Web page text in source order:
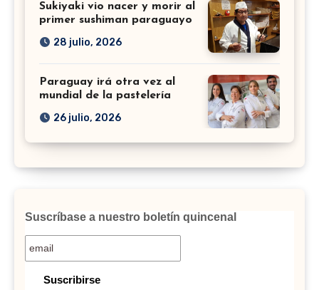
Sukiyaki vio nacer y morir al
primer sushiman paraguayo
28 julio, 2026
Paraguay irá otra vez al
mundial de la pastelería
26 julio, 2026
Suscríbase a nuestro boletín quincenal